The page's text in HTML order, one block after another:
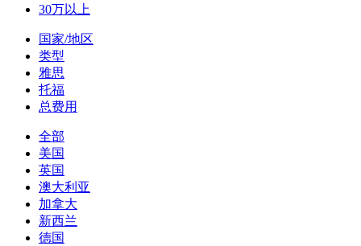
30万以上
国家/地区
类型
雅思
托福
总费用
全部
美国
英国
澳大利亚
加拿大
新西兰
德国